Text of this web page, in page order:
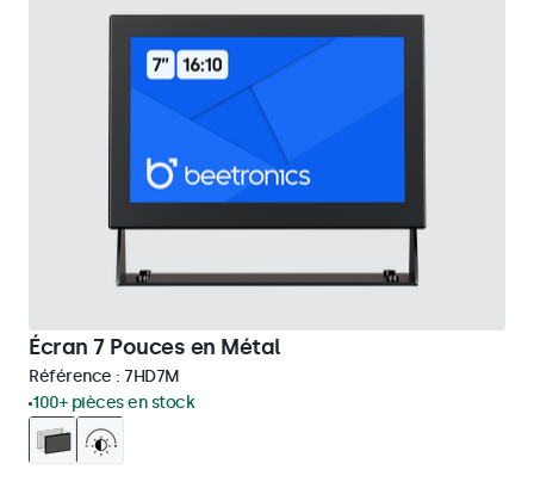
Écran 7 Pouces en Métal
Référence : 7HD7M
100+ pièces en stock